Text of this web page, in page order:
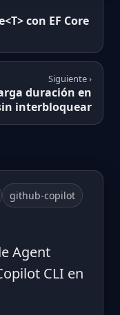
con EF Core
Siguiente ›
duración en
interbloquear
github-copilot
Agent
CLI en